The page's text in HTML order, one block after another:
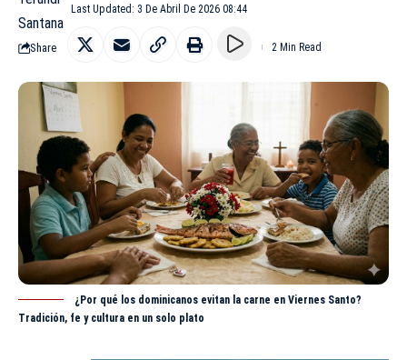
Last Updated: 3 De Abril De 2026 08:44
Share 2 Min Read
¿Por qué los dominicanos evitan la carne en Viernes Santo?
Tradición, fe y cultura en un solo plato